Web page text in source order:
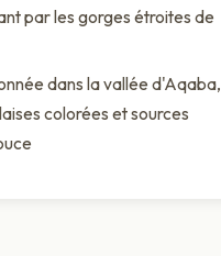
par les gorges étroites de
dans la vallée d'Aqaba,
colorées et sources